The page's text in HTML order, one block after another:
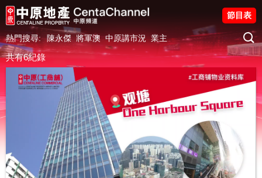
熱門搜尋: 陳永傑 將軍澳 中原講市況 業主
節目表
共有6紀錄